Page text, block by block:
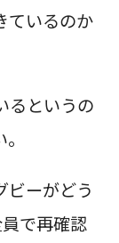
ているのか
というの
ビーがどう
で再確認